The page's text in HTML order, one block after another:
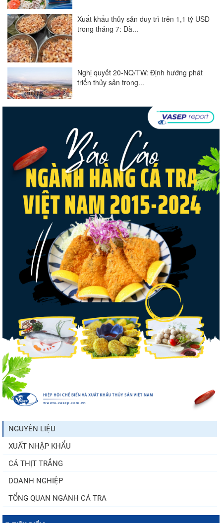
Xuất khẩu thủy sản duy trì trên 1,1 tỷ USD
trong tháng 7: Đà...
Nghị quyết 20-NQ/TW: Định hướng phát
triển thủy sản trong...
Góp ý Dự thảo Luật An toàn thực phẩm
(sửa đổi)
Thuế Mục 301 và bài toán thích ứng của
tôm Việt tại thị...
Xuất khẩu cá tra sang CPTPP: Mở rộng cơ
hội cho hàng giá trị...
Xuất khẩu cá ngừ Việt Nam sang Canada
tăng nhẹ, áp lực mới...
Nguồn cung giảm, giá cá rô phi Trung
Quốc tiếp tục tăng
Trung Quốc tăng mạnh nhập khẩu mực,
trong khi nguồn cung...
NGUYÊN LIỆU
XUẤT NHẬP KHẨU
CÁ THỊT TRẮNG
DOANH NGHIỆP
TỔNG QUAN NGÀNH CÁ TRA